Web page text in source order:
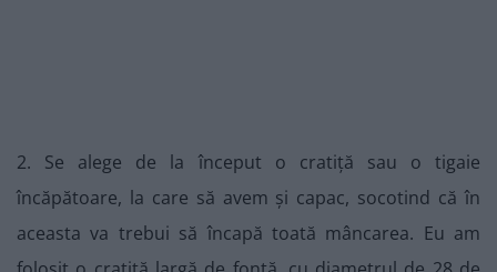
2. Se alege de la început o cratiță sau o tigaie
încăpătoare, la care să avem și capac, socotind că în
aceasta va trebui să încapă toată mâncarea. Eu am